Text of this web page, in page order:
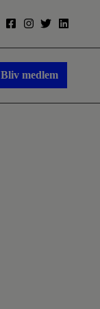
Bliv medlem